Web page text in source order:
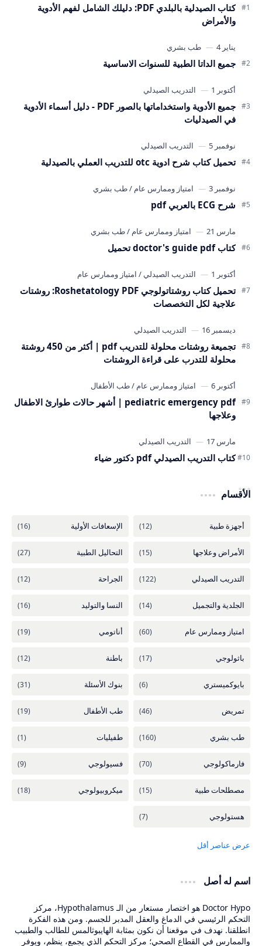
كتاب الصيدلية بالبلدي PDF: دليلك الشامل لفهم الأدوية
والأمراض
جميع الداتا الطبية للسنوات الاساسية
جميع الأدوية واستخداماتها بالصور PDF - دليل أسماء الأدوية
في الصيدليات
تحميل كتاب شرح ادوية otc للتدريب العملي بالصيدلية
شرح ECG بالعربي pdf
كتاب doctor's guide pdf تحميل
تحميل كتاب روشتاتولوجي Roshetatology PDF: روشتات
علاجية لكل التخصصات
تجميعة روشتات محلولة للتدريب pdf | أكثر من 450 روشتة
محلولة للتدرب على قراءة الروشتات
pediatric emergency pdf | أشهر حالات طوارئ الاطفال
وعلاجها
كتاب التدريب الصيدلي pdf دكتور ضياء
الأقسام
اسم له أصل
Doctor Hypo هو اختصار مستعار من الـ Hypothalamus، مركز
التحكم الرئيسي في الدماغ والعقل المدبر للجسم. ومن هذه الفكرة
انطلقنا. نهدف في موقعنا أن نكون بمثابة الهايبوثالمس للطالب والطبيب
والممارس في القطاع الصحي؛ مركز التحكم الذي يجمع، ينظم، ويوفر